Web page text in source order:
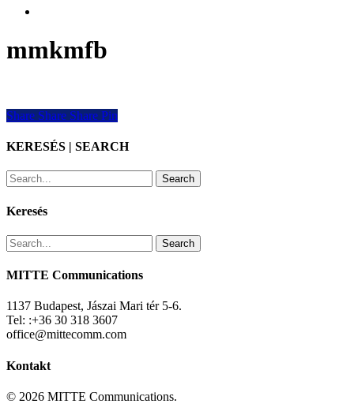
mmkmfb
Share
Share Share Share Pin
KERESÉS | SEARCH
Search
Keresés
Search
MITTE Communications
1137 Budapest, Jászai Mari tér 5-6.
Tel: :+36 30 318 3607
office@mittecomm.com
Kontakt
© 2026 MITTE Communications.